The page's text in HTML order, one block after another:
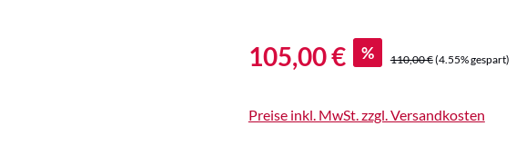
Verkaufspreis:
105,00 € % Regulärer Preis:
110,00 €(4.55% gespart)
Preise inkl. MwSt. zzgl. Versandkosten